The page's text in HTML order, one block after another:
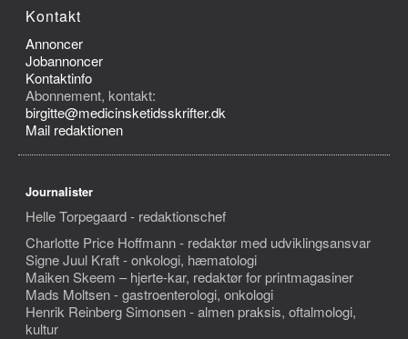
Kontakt
Annoncer
Jobannoncer
Kontaktinfo
Abonnement, kontakt:
birgitte@medicinsketidsskrifter.dk
Mail redaktionen
Journalister
Helle Torpegaard - redaktionschef
Charlotte Price Hoffmann - redaktør med udviklingsansvar
Signe Juul Kraft - onkologi, hæmatologi
Maiken Skeem – hjerte-kar, redaktør for printmagasiner
Mads Moltsen - gastroenterologi, onkologi
Henrik Reinberg Simonsen - almen praksis, oftalmologi,
kultur